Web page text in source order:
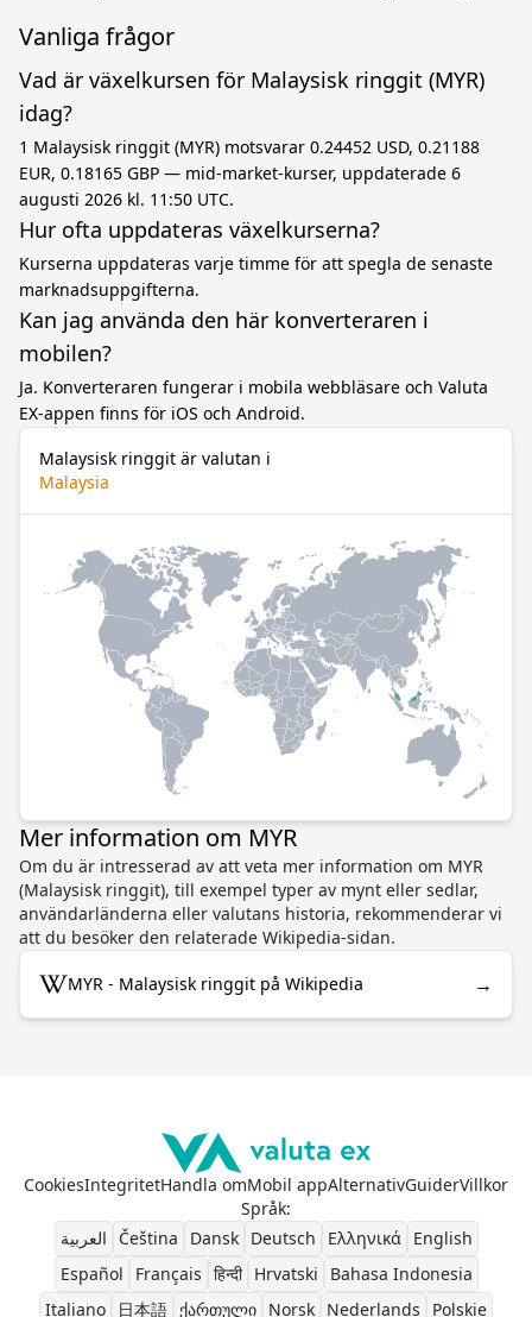
Vanliga frågor
Vad är växelkursen för Malaysisk ringgit (MYR)
idag?
1 Malaysisk ringgit (MYR) motsvarar 0.24452 USD, 0.21188
EUR, 0.18165 GBP — mid-market-kurser, uppdaterade 6
augusti 2026 kl. 11:50 UTC.
Hur ofta uppdateras växelkurserna?
Kurserna uppdateras varje timme för att spegla de senaste
marknadsuppgifterna.
Kan jag använda den här konverteraren i
mobilen?
Ja. Konverteraren fungerar i mobila webbläsare och Valuta
EX-appen finns för iOS och Android.
Malaysisk ringgit är valutan i
Malaysia
Mer information om MYR
Om du är intresserad av att veta mer information om MYR
(Malaysisk ringgit), till exempel typer av mynt eller sedlar,
användarländerna eller valutans historia, rekommenderar vi
att du besöker den relaterade Wikipedia-sidan.
MYR - Malaysisk ringgit på Wikipedia →
CookiesIntegritetHandla omMobil appAlternativGuiderVillkor
Språk:
العربية
Čeština Dansk Deutsch Ελληνικά
English
Español
Français हिन्दी Hrvatski
Bahasa Indonesia
Italiano
日本語 ქართული Norsk Nederlands Polskie